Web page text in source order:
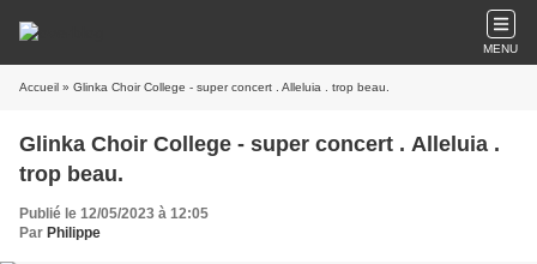
MENU
Accueil » Glinka Choir College - super concert . Alleluia . trop beau.
Glinka Choir College - super concert . Alleluia .
trop beau.
Publié le 12/05/2023 à 12:05
Par Philippe